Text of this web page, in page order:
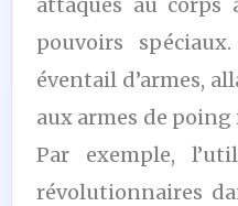
pouvoirs
éventail d’armes,
aux armes de poing
Par exemple,
révolutionnaires